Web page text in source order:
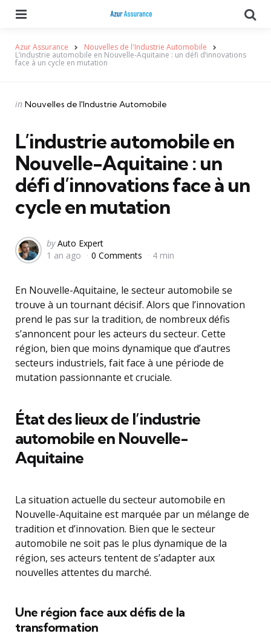
Azur Assurance Nouvelles de l'Industrie Automobile
L’industrie automobile en Nouvelle-Aquitaine : un défi d’innovations
face à un cycle en mutation
Categories
Posted
in Nouvelles de l'Industrie Automobile
L’industrie automobile en
Nouvelle-Aquitaine : un
défi d’innovations face à un
cycle en mutation
Posted
by
by Auto Expert
1 an ago
0 Comments 4 min
En Nouvelle-Aquitaine, le secteur automobile se
trouve à un tournant décisif. Alors que l’innovation
prend le pas sur la tradition, de nombreux défis
s’annoncent pour les acteurs du secteur. Cette
région, bien que moins dynamique que d’autres
secteurs industriels, fait face à une période de
mutation passionnante et cruciale.
État des lieux de l’industrie
automobile en Nouvelle-
Aquitaine
La situation actuelle du secteur automobile en
Nouvelle-Aquitaine est marquée par un mélange de
tradition et d’innovation. Bien que le secteur
automobile ne soit pas le plus dynamique de la
région, ses acteurs tentent de s’adapter aux
nouvelles attentes du marché.
Une région face aux défis de la
transformation